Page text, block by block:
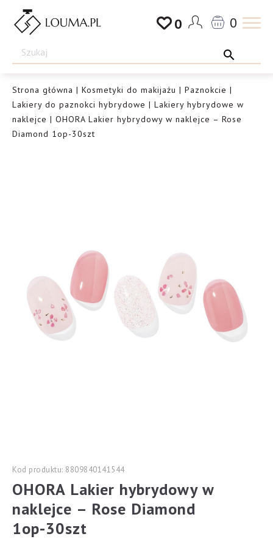
Przejdź
Drogeria
Louma.pl
0 0
Strona główna | Kosmetyki do makijażu | Paznokcie |
Lakiery do paznokci hybrydowe | Lakiery hybrydowe w
naklejce | OHORA Lakier hybrydowy w naklejce – Rose
Diamond 1op-30szt
Kod produktu: 8809840141544
OHORA Lakier hybrydowy w
naklejce – Rose Diamond
1op-30szt